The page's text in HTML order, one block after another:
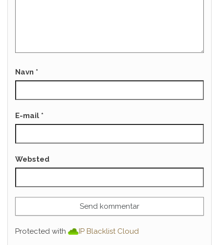
Navn *
E-mail *
Websted
Protected with IP Blacklist Cloud